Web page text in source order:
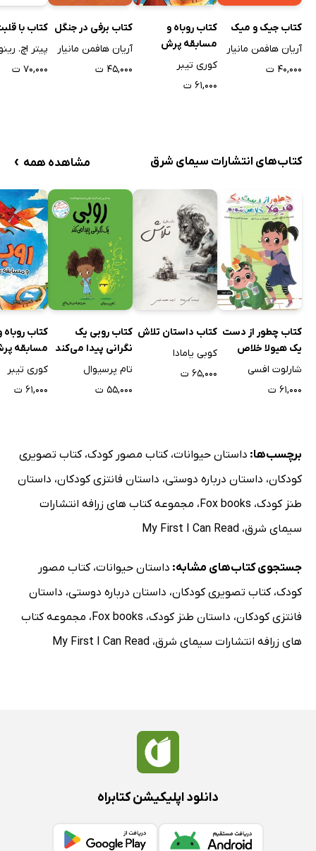
کتاب جیک و میک
آریان هافمن مانیار
۴۰,۰۰۰ ت
کتاب روباه و
مسابقه پرش
کوری تیبر
۶۱,۰۰۰ ت
کتاب برفی در جنگل
آریان هافمن مانیار
۴۵,۰۰۰ ت
کتاب با
پیتر اچ.
۷۰,۰۰۰ ت
کتاب‌های انتشارات سیمای شرق مشاهده همه ›
کتاب چطور از دست
یک هیولا خلاص
شویم
شارلوت افسی
۶۱,۰۰۰ ت
کتاب داستان تلاش
کوبی یامادا
۶۵,۰۰۰ ت
کتاب روبی یک
نگرانی پیدا می‌کند
تام پرسیوال
۵۵,۰۰۰ ت
کتاب روباه
مسابقه
کوری تیبر
۶۱,۰۰۰ ت
برچسب‌ها: داستان حیوانات،کتاب مصور کودک،کتاب تصویری
کودکان، داستان درباره دوستی، داستان فانتزی کودکان، داستان
طنز کودک، Fox books، مجموعه کتاب های زرافه انتشارات
سیمای شرق، My First I Can Read
جستجوی کتاب‌های مشابه: داستان حیوانات،کتاب مصور
کودک،کتاب تصویری کودکان، داستان درباره دوستی، داستان
فانتزی کودکان، داستان طنز کودک، Fox books، مجموعه کتاب
های زرافه انتشارات سیمای شرق، My First I Can Read
دانلود اپلیکیشن کتابراه